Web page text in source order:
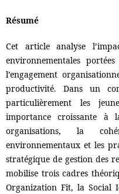
Résumé
Cet article analyse
environnementales
l’engagement
productivité. Dans un
particulièrement les
importance croissante à
organisations, la
environnementaux et les
stratégique de gestion des
mobilise trois cadres
Organization Fit, la Social